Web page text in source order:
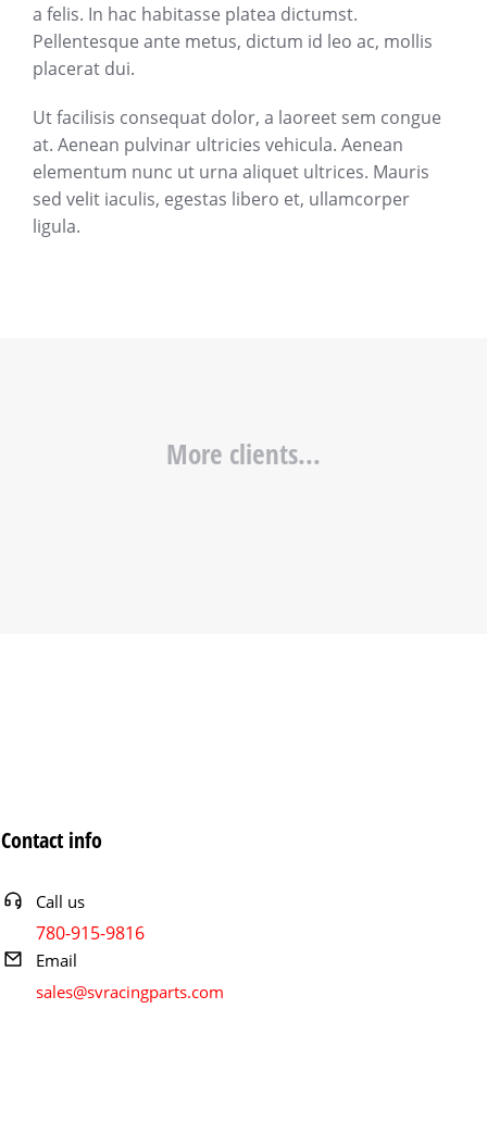
a felis. In hac habitasse platea dictumst.
Pellentesque ante metus, dictum id leo ac, mollis
placerat dui.
Ut facilisis consequat dolor, a laoreet sem congue
at. Aenean pulvinar ultricies vehicula. Aenean
elementum nunc ut urna aliquet ultrices. Mauris
sed velit iaculis, egestas libero et, ullamcorper
ligula.
More clients...
Contact info
Call us
780-915-9816
Email
sales@svracingparts.com